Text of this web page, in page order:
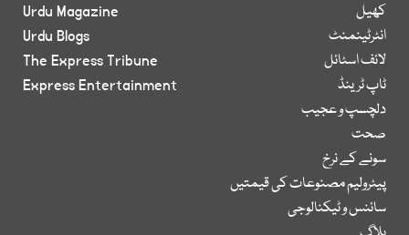
کھیل
انٹرٹینمنٹ
لائف اسٹائل
ٹاپ ٹرینڈ
دلچسپ و عجیب
صحت
سونے کے نرخ
پیٹرولیم مصنوعات کی قیمتیں
سائنس و ٹیکنالوجی
Urdu Magazine
Urdu Blogs
The Express Tribune
Express Entertainment